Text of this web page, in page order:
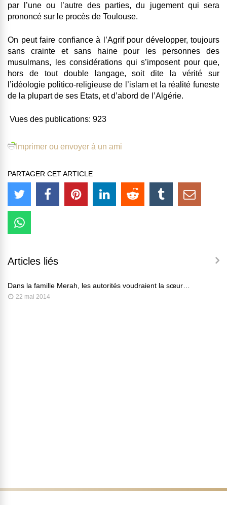
par l’une ou l’autre des parties, du jugement qui sera
prononcé sur le procès de Toulouse.
On peut faire confiance à l’Agrif pour développer, toujours
sans crainte et sans haine pour les personnes des
musulmans, les considérations qui s’imposent pour que,
hors de tout double langage, soit dite la vérité sur
l’idéologie politico-religieuse de l’islam et la réalité funeste
de la plupart de ses Etats, et d’abord de l’Algérie.
Vues des publications: 923
Imprimer ou envoyer à un ami
PARTAGER CET ARTICLE
Articles liés
Dans la famille Merah, les autorités voudraient la sœur…
22 mai 2014